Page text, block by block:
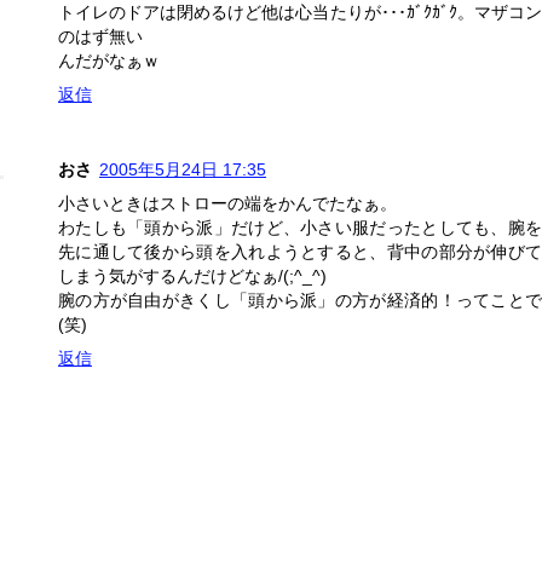
トイレのドアは閉めるけど他は心当たりが･･･ｶﾞｸｶﾞｸ。マザコン
のはず無い
んだがなぁｗ
返信
おさ 2005年5月24日 17:35
小さいときはストローの端をかんでたなぁ。
わたしも「頭から派」だけど、小さい服だったとしても、腕を
先に通して後から頭を入れようとすると、背中の部分が伸びて
しまう気がするんだけどなぁ/(;^_^)
腕の方が自由がきくし「頭から派」の方が経済的！ってことで
(笑)
返信